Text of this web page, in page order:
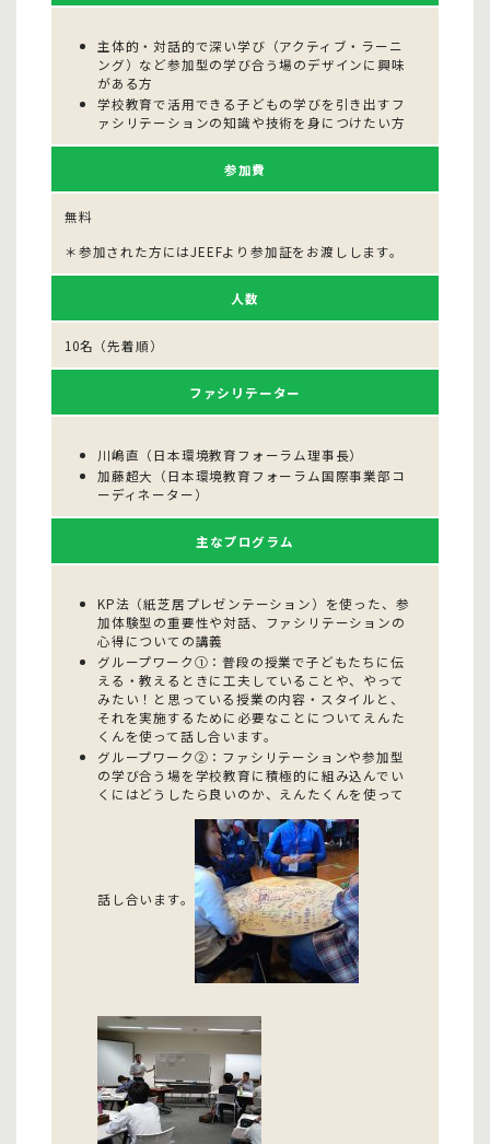
主体的・対話的で深い学び（アクティブ・ラーニ
ング）など参加型の学び合う場のデザインに興味
がある方
学校教育で活用できる子どもの学びを引き出すフ
ァシリテーションの知識や技術を身につけたい方
参加費
無料
＊参加された方にはJEEFより参加証をお渡しします。
人数
10名（先着順）
ファシリテーター
川嶋直（日本環境教育フォーラム理事長）
加藤超大（日本環境教育フォーラム国際事業部コ
ーディネーター）
主なプログラム
KP法（紙芝居プレゼンテーション）を使った、参
加体験型の重要性や対話、ファシリテーションの
心得についての講義
グループワーク①：普段の授業で子どもたちに伝
える・教えるときに工夫していることや、やって
みたい！と思っている授業の内容・スタイルと、
それを実施するために必要なことについてえんた
くんを使って話し合います。
グループワーク②： ファシリテーションや参加型
の学び合う場を学校教育に積極的に組み込んでい
くにはどうしたら良いのか、えんたくんを使って
話し合います。